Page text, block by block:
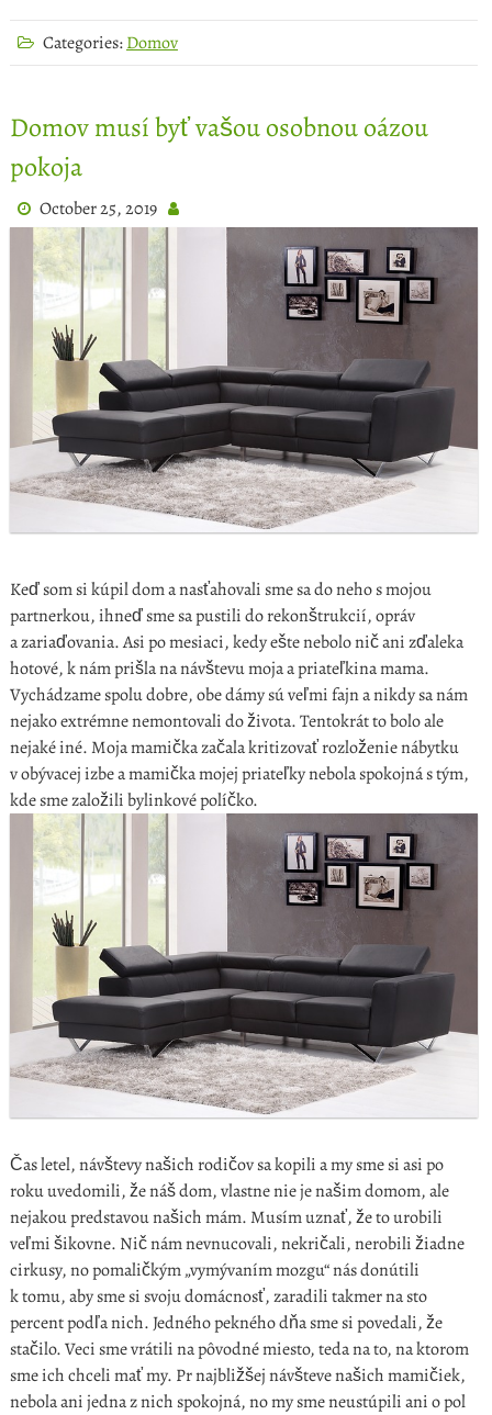
Categories:Domov
Domov musí byť vašou osobnou oázou
pokoja
October 25, 2019
Keď som si kúpil dom a nasťahovali sme sa do neho s mojou
partnerkou, ihneď sme sa pustili do rekonštrukcií, opráv
a zariaďovania. Asi po mesiaci, kedy ešte nebolo nič ani zďaleka
hotové, k nám prišla na návštevu moja a priateľkina mama.
Vychádzame spolu dobre, obe dámy sú veľmi fajn a nikdy sa nám
nejako extrémne nemontovali do života. Tentokrát to bolo ale
nejaké iné. Moja mamička začala kritizovať rozloženie nábytku
v obývacej izbe a mamička mojej priateľky nebola spokojná s tým,
kde sme založili bylinkové políčko.
Čas letel, návštevy našich rodičov sa kopili a my sme si asi po
roku uvedomili, že náš dom, vlastne nie je našim domom, ale
nejakou predstavou našich mám. Musím uznať, že to urobili
veľmi šikovne. Nič nám nevnucovali, nekričali, nerobili žiadne
cirkusy, no pomaličkým „vymývaním mozgu“ nás donútili
k tomu, aby sme si svoju domácnosť, zaradili takmer na sto
percent podľa nich. Jedného pekného dňa sme si povedali, že
stačilo. Veci sme vrátili na pôvodné miesto, teda na to, na ktorom
sme ich chceli mať my. Pr najbližšej návšteve našich mamičiek,
nebola ani jedna z nich spokojná, no my sme neustúpili ani o pol